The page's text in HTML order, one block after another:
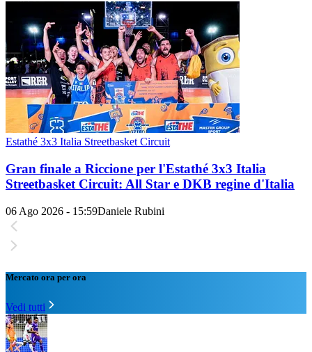
Estathé 3x3 Italia Streetbasket Circuit
Gran finale a Riccione per l'Estathé 3x3 Italia
Streetbasket Circuit: All Star e DKB regine d'Italia
06 Ago 2026 - 15:59Daniele Rubini
Mercato ora per ora
Vedi tutti